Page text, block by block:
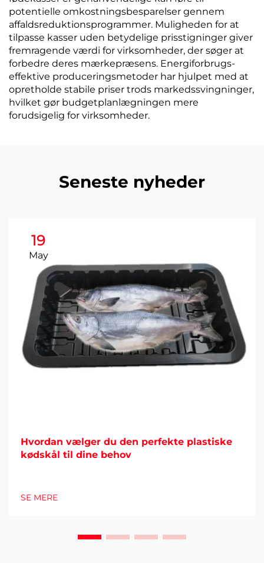
potentielle omkostningsbesparelser gennem
affaldsreduktionsprogrammer. Muligheden for at
tilpasse kasser uden betydelige prisstigninger giver
fremragende værdi for virksomheder, der søger at
forbedre deres mærkepræsens. Energiforbrugs-
effektive produceringsmetoder har hjulpet med at
opretholde stabile priser trods markedssvingninger,
hvilket gør budgetplanlægningen mere
forudsigelig for virksomheder.
Seneste nyheder
19
May
Hvordan vælger du den perfekte plastiske
kødskål til dine behov
SE MERE